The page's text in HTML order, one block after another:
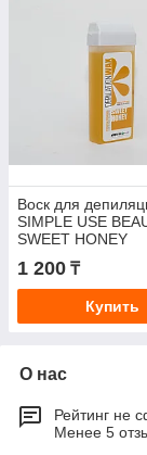
Воск для
SIMPLE USE
SWEET HONEY
(медовый), теплый,
картридж, 100 мл
1 200 ₸
Купить
О нас
Рейтинг не
Менее 5